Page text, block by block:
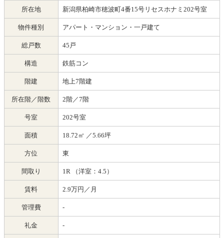
所在地 新潟県柏崎市穂波町4番15号リセスホナミ202号室
物件種別 アパート・マンション・一戸建て
総戸数 45戸
構造 鉄筋コン
階建 地上7階建
所在階／階数 2階／7階
号室 202号室
面積 18.72㎡ ／5.66坪
方位 東
間取り 1R （洋室：4.5）
賃料 2.9万円／月
管理費 -
礼金 -